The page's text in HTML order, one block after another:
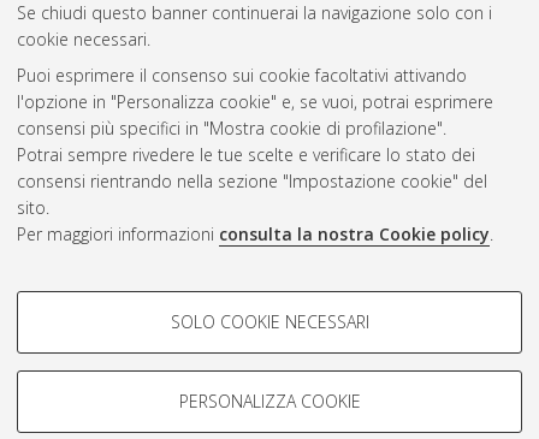
Se chiudi questo banner continuerai la navigazione solo con i
cookie necessari.
Puoi esprimere il consenso sui cookie facoltativi attivando
l'opzione in "Personalizza cookie" e, se vuoi, potrai esprimere
consensi più specifici in "Mostra cookie di profilazione".
Potrai sempre rivedere le tue scelte e verificare lo stato dei
consensi rientrando nella sezione "Impostazione cookie" del
sito.
Per maggiori informazioni consulta la nostra Cookie policy.
COOKIE DI PROFILAZIONE -
Si tratta di cookie utilizzati per analizzare le caratteristiche della
navigazione degli utenti, creare profili in base al loro comportamento
SOLO COOKIE NECESSARI
PERSONALIZZA COOKIE
Atom
Rss 1.0
Rss 2.0
ISSN: 2038-7946
Impostazioni Cookie
Informativa sulla privacy
Condizioni d’uso del sito